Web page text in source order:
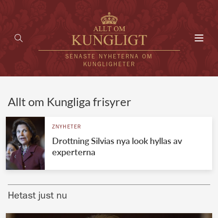
SENASTE NYHETERNA OM
KUNGLIGHETER
UTLÄNDSKT
VÄRLDENS KUNGAHUS
Brittiska kungahuset
Allt om Kungliga frisyrer
ZNYHETER
Drottning Silvias nya look hyllas av
experterna
Hetast just nu